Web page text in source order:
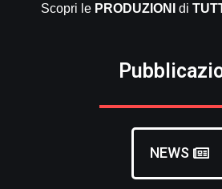
Scopri le PRODUZIONI di
NEWS